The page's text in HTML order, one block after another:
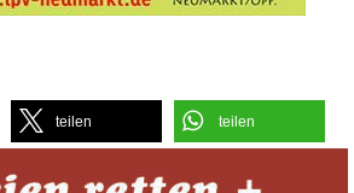
teilen teilen